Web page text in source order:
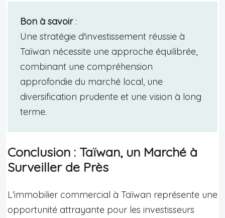
Bon à savoir:
Une stratégie d'investissement réussie à
Taïwan nécessite une approche équilibrée,
combinant une compréhension
approfondie du marché local, une
diversification prudente et une vision à long
terme.
Conclusion : Taïwan, un Marché à
Surveiller de Près
L’immobilier commercial à Taïwan représente une
opportunité attrayante pour les investisseurs